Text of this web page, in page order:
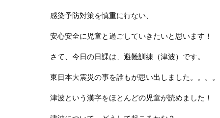
感染予防対策を慎重に行ない、
安心安全に児童と過ごしていきたいと思います！
さて、今日の日課は、避難訓練（津波）です。
東日本大震災の事を誰もが思い出しました。。。
津波という漢字をほとんどの児童が読めました！